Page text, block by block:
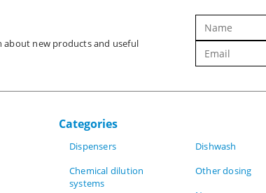
new products and useful
Categories
Dispensers
Chemical dilution
systems
Dishwash
Other dosing